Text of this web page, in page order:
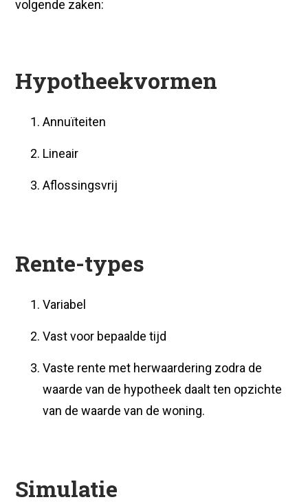
volgende zaken:
Hypotheekvormen
Annuïteiten
Lineair
Aflossingsvrij
Rente-types
Variabel
Vast voor bepaalde tijd
Vaste rente met herwaardering zodra de
waarde van de hypotheek daalt ten opzichte
van de waarde van de woning.
Simulatie